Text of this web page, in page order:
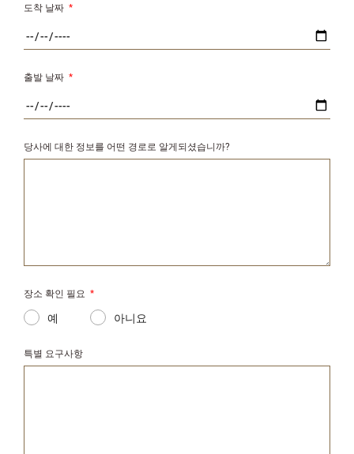
도착 날짜 *
출발 날짜 *
당사에 대한 정보를 어떤 경로로 알게되셨습니까?
장소 확인 필요 *
예 아니요
특별 요구사항